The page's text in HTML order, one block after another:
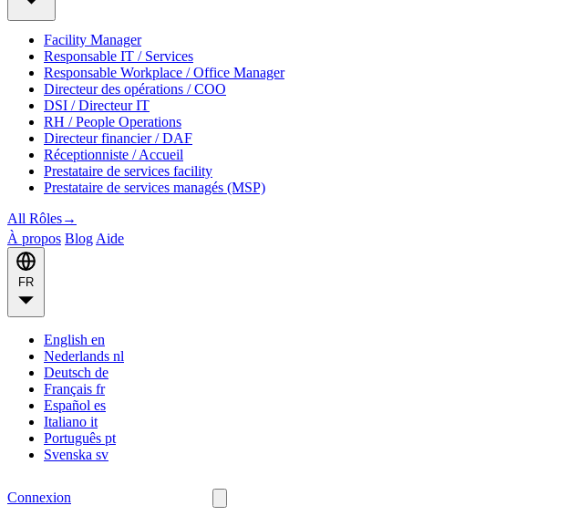
Facility Manager
Responsable IT / Services
Responsable Workplace / Office Manager
Directeur des opérations / COO
DSI / Directeur IT
RH / People Operations
Directeur financier / DAF
Réceptionniste / Accueil
Prestataire de services facility
Prestataire de services managés (MSP)
All Rôles→
À propos Blog Aide
English en
Nederlands nl
Deutsch de
Français fr
Español es
Italiano it
Português pt
Svenska sv
Connexion